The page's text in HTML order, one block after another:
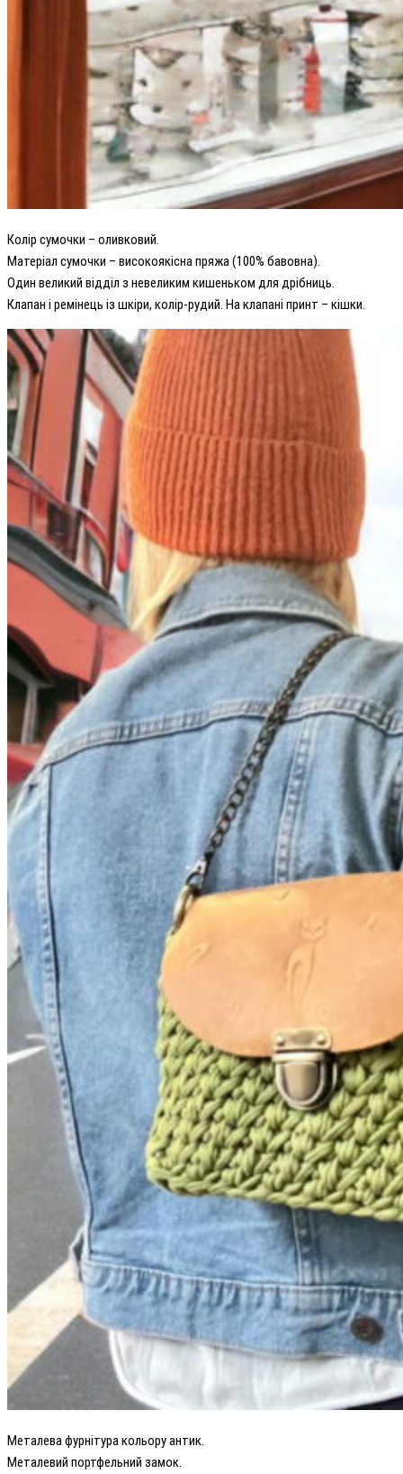
Колір сумочки – оливковий.
Матеріал сумочки – високоякісна пряжа (100% бавовна).
Один великий віддiл з невеликим кишеньком для дрібниць.
Клапан і ремінець із шкіри, колір-рудий. На клапані принт – кішки.
Металева фурнітура кольору антик.
Металевий портфельний замок.